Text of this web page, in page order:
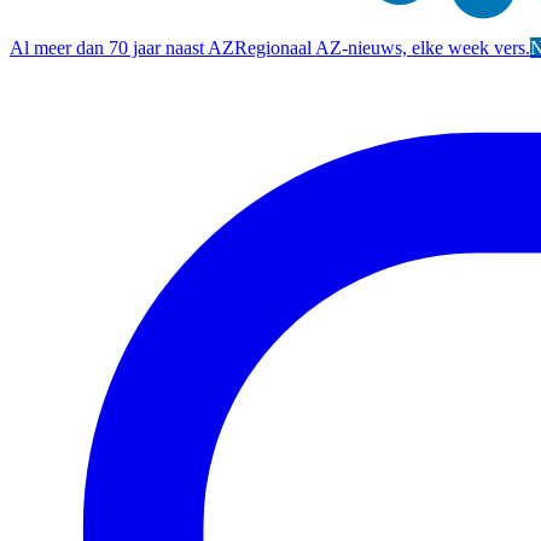
Al meer dan 70 jaar naast AZRegionaal AZ-nieuws, elke week vers.